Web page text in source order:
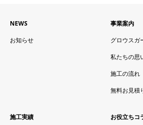
NEWS
お知らせ
事業案内
グロウスガ
私たちの思
施工の流れ
無料お見積
施工実績
お役立ちコ